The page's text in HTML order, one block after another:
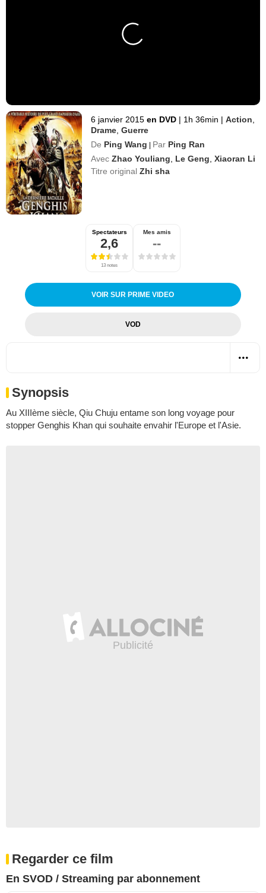
6 janvier 2015 en DVD | 1h 36min | Action
Drame ,Guerre
De Ping Wang | Par Ping Ran
Avec Zhao Youliang Le Geng ,Xiaoran Li
Titre originalZhi sha
Spectateurs
2,6
13 notes
Mes amis
--
VOIR SUR PRIME VIDEO
VOD
Synopsis
Au XIIIème siècle, Qiu Chuju entame son long voyage pour
stopper Genghis Khan qui souhaite envahir l'Europe et l'Asie.
Regarder ce film
En SVOD / Streaming par abonnement